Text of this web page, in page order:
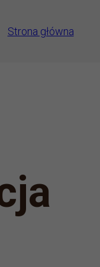
Strona główna